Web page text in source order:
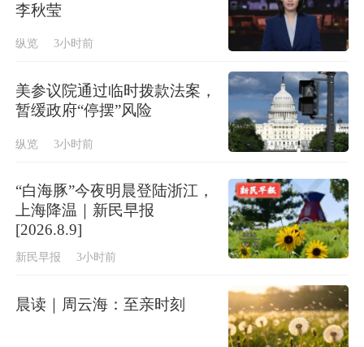
李秋莹
纵览 3小时前
美参议院通过临时拨款法案，
暂缓政府“停摆”风险
纵览 3小时前
“白海豚”今夜明晨登陆浙江，
上海降温｜新民早报
[2026.8.9]
新民早报 3小时前
晨读｜周云海：至亲时刻